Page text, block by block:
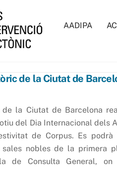
AADIPA
de la Ciutat de
de la Ciutat de Barcelona
del Dia Internacional dels
de Corpus. Es
nobles de la primera
de Consulta General, on